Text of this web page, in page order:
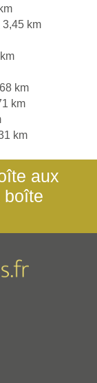
3,45 km
km
km
km
aux
boîte